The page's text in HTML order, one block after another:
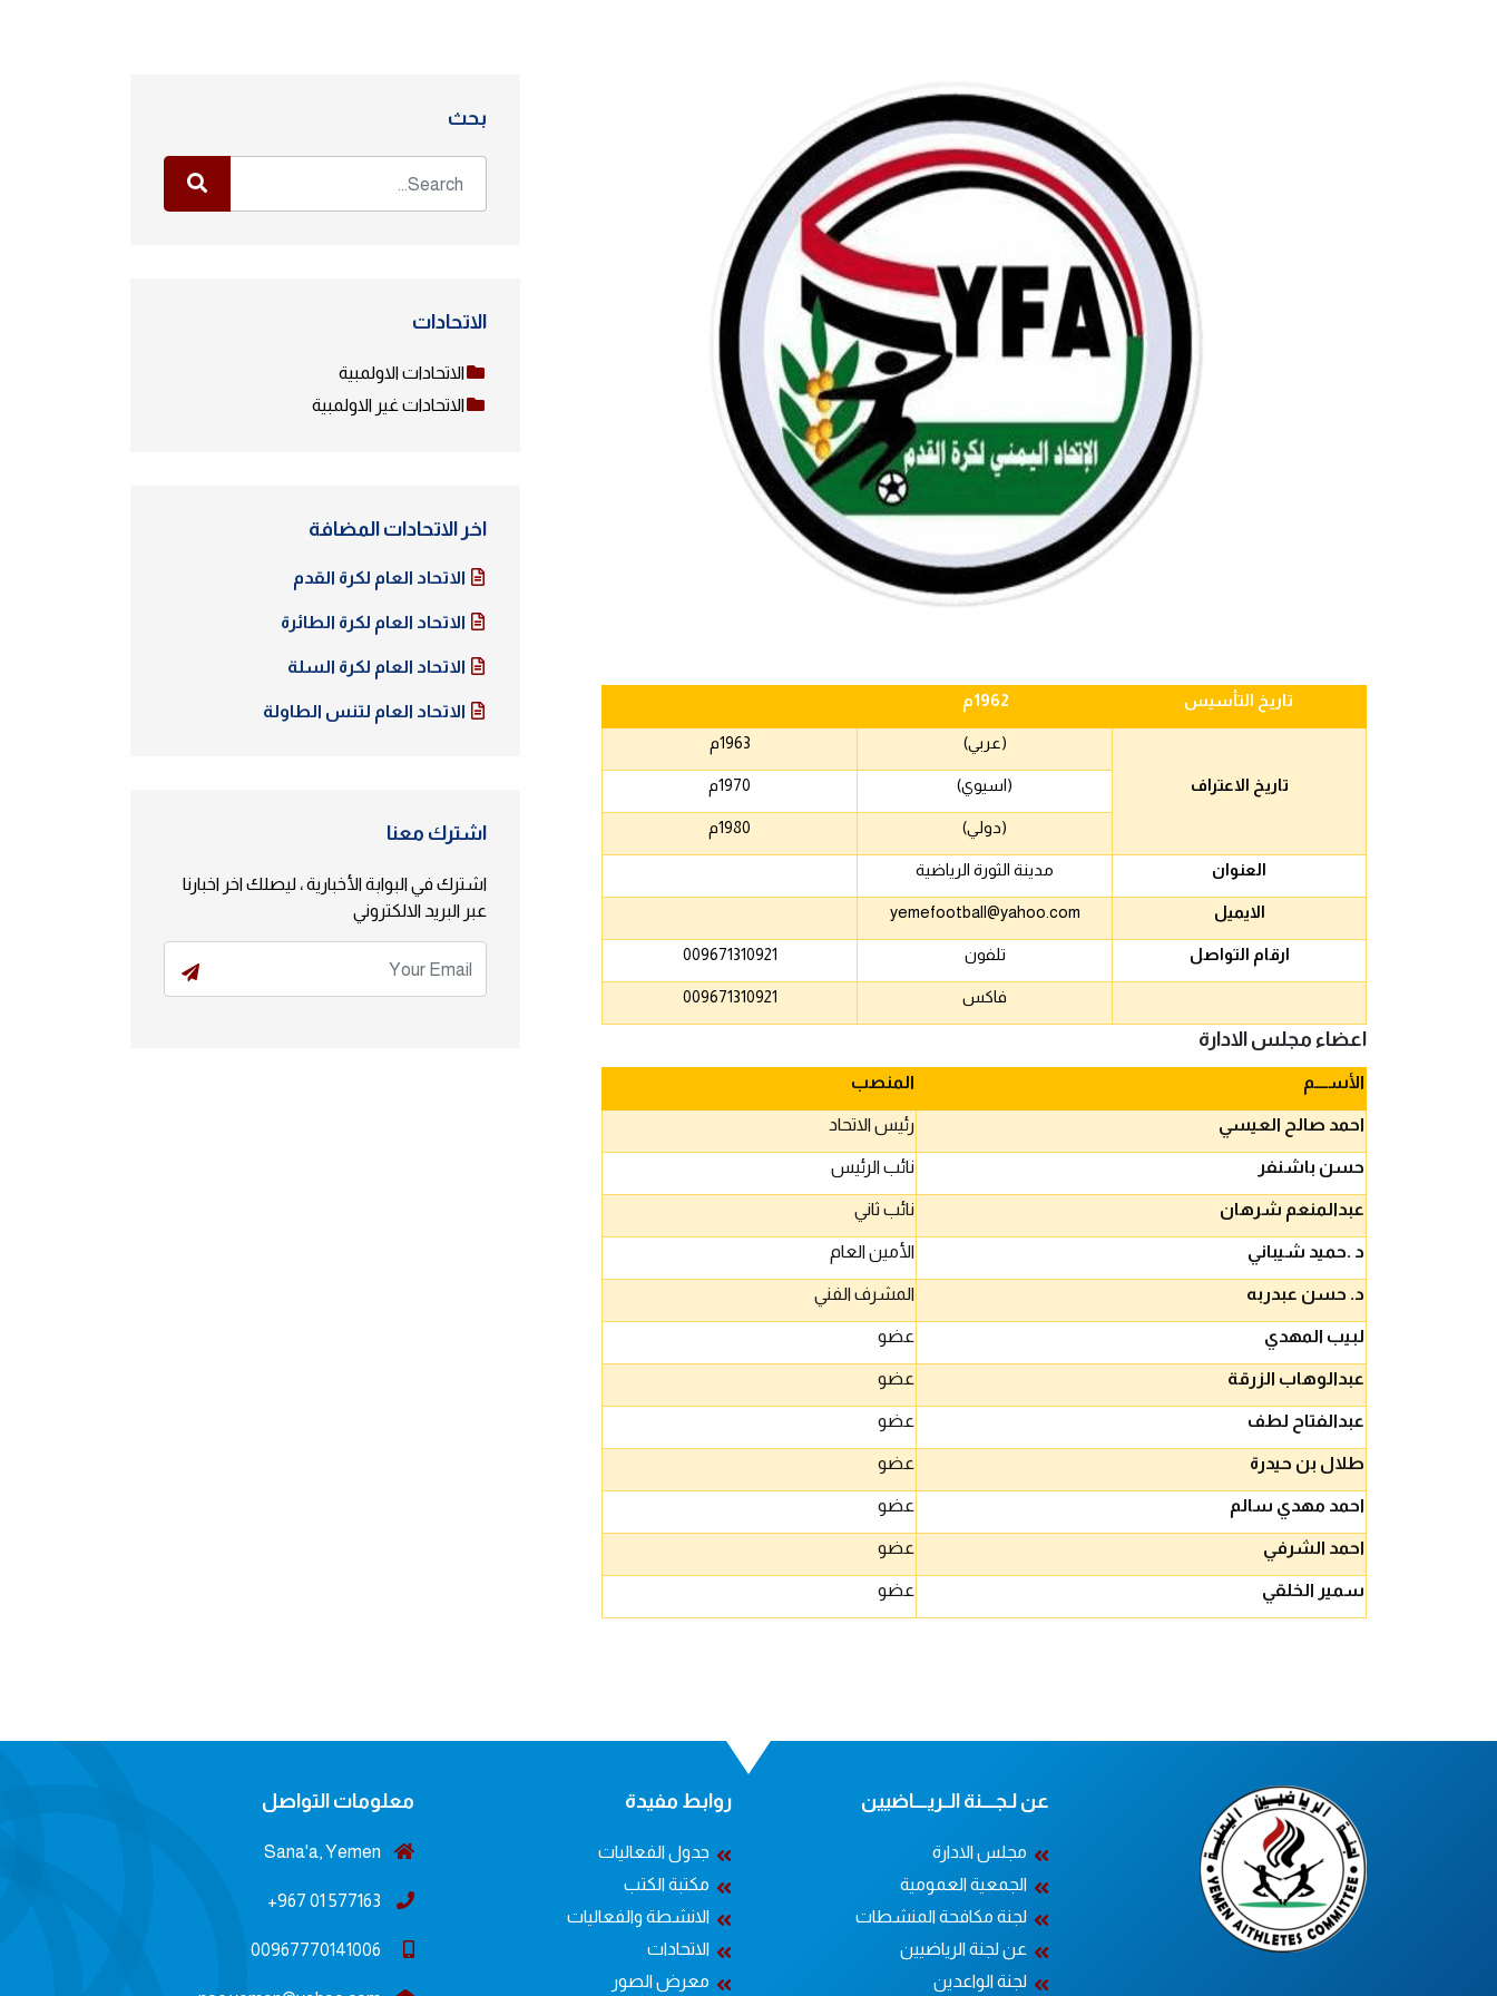
تاريخ التأسيس 1962م
تاريخ الاعتراف
(عربي) م1963
(اسيوي) م1970
(دولي) م1980
العنوان مدينة الثورة الرياضية
الايميل yemefootball@yahoo.com
ارقام التواصل تلفون 009671310921
فاكس 009671310921
اعضاء مجلس الادارة
الأســــم المنصب
احمد صالح العيسي رئيس الاتحاد
حسن باشنفر نائب الرئيس
عبدالمنعم شرهان نائب ثاني
د .حميد شيباني الأمين العام
د. حسن عبدربه المشرف الفني
لبيب المهدي عضو
عبدالوهاب الزرقة عضو
عبدالفتاح لطف عضو
طلال بن حيدرة عضو
احمد مهدي سالم عضو
احمد الشرفي عضو
سمير الخلقي عضو
بحث
الاتحادات
الاتحادات الاولمبية
الاتحادات غير الاولمبية
اخر الاتحادات المضافة
الاتحاد العام لكرة القدم
الاتحاد العام لكرة الطائرة
الاتحاد العام لكرة السلة
الاتحاد العام لتنس الطاولة
اشترك معنا
اشترك في البوابة الأخبارية ، ليصلك اخر اخبارنا
عبر البريد الالكتروني
عن لـجــــنة الــريــــاضيين
مجلس الادارة
الجمعية العمومية
لجنة مكافحة المنشطات
عن لجنة الرياضيين
لجنة الواعدين
روابط مفيدة
جدول الفعاليات
مكتبة الكتب
الانشطة والفعاليات
الاتحادات
معرض الصور
معلومات التواصل
Sana'a, Yemen
577163 01 967+
00967770141006